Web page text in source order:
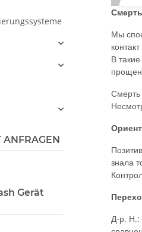
Мы
В
Смерть
знала
Д-р. Н.:
ANFRAGEN
Gerät